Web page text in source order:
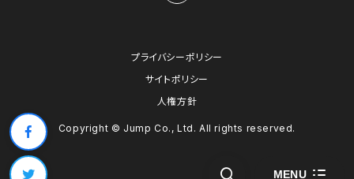
MENU
プライバシーポリシー
サイトポリシー
人権方針
Copyright © Jump Co., Ltd. All rights reserved.